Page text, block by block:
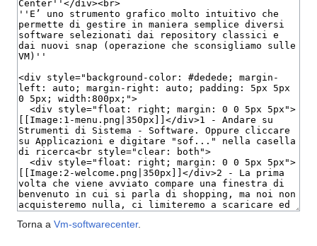
Torna a Vm-softwarecenter.